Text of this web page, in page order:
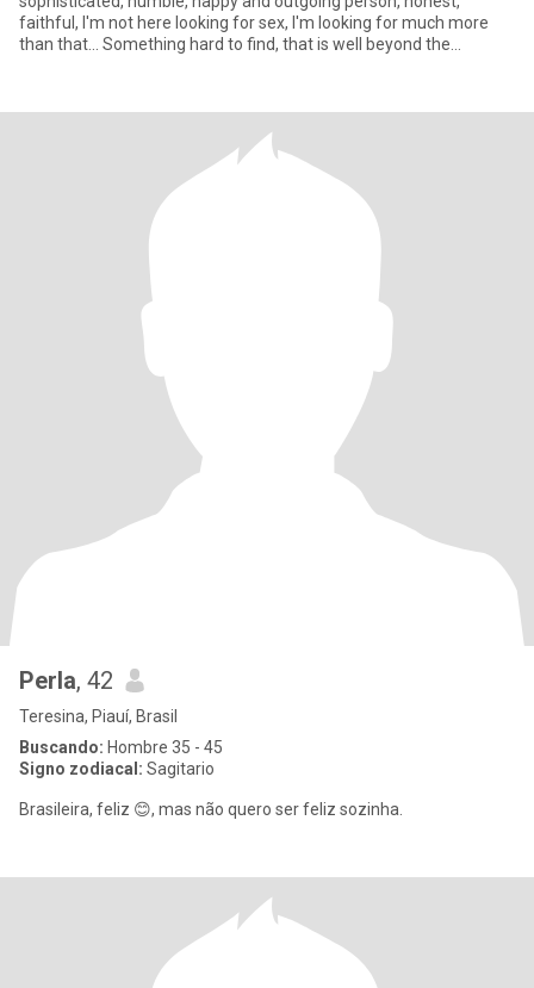
faithful, I'm not here looking for sex, I'm looking for much more
than that... Something hard to find, that is well beyond the
Perla, 42
Teresina, Piauí, Brasil
Buscando: Hombre 35 - 45
Signo zodiacal: Sagitario
Brasileira, feliz 😊, mas não quero ser feliz sozinha.